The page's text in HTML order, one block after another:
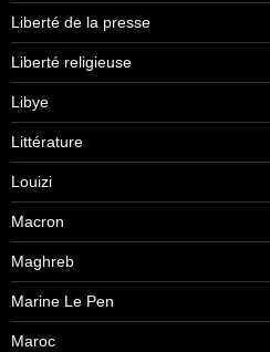
Liberté de la presse
Liberté religieuse
Libye
Littérature
Louizi
Macron
Maghreb
Marine Le Pen
Maroc